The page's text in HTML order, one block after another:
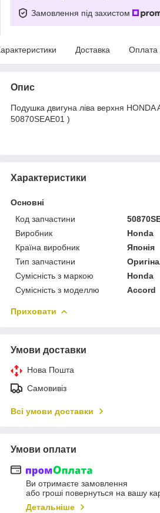
Замовлення під захистом
Доставка Оплата
Опис
Подушка двигуна ліва верхня
50870SEAE01 )
Характеристики
Основні
Код запчастини
Виробник
Honda
Країна виробник
Японія
Тип запчастини
Сумісність з маркою
Honda
Сумісність з моделлю
Accord
Приховати
Умови доставки
Нова Пошта
Самовивіз
Всі умови доставки
Умови оплати
Ви отримаєте замовлення
або гроші повернуться на вашу
Детальніше